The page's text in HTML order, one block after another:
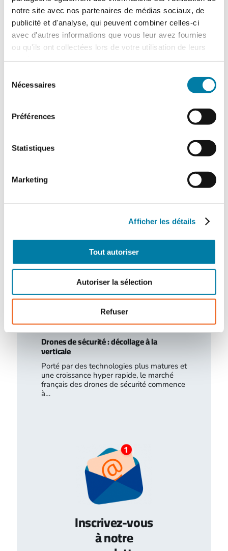
notre site avec nos partenaires de médias sociaux, de
publicité et d'analyse, qui peuvent combiner celles-ci
avec d'autres informations que vous leur avez fournies
ou qu'ils ont collectées lors de votre utilisation de leurs
Nécessaires
Préférences
Statistiques
Marketing
Afficher les détails
Tout autoriser
Autoriser la sélection
Refuser
Traitement des déchets liquides en ICPE :
ce que change l’arrêté du 16 juillet 2026
traitement des déchets liquides dans
certaines installations relevant des
Drones de sécurité : décollage à la
verticale
Porté par des technologies plus matures et
une croissance hyper rapide, le marché
français des drones de sécurité commence
à…
Inscrivez-vous
à notre